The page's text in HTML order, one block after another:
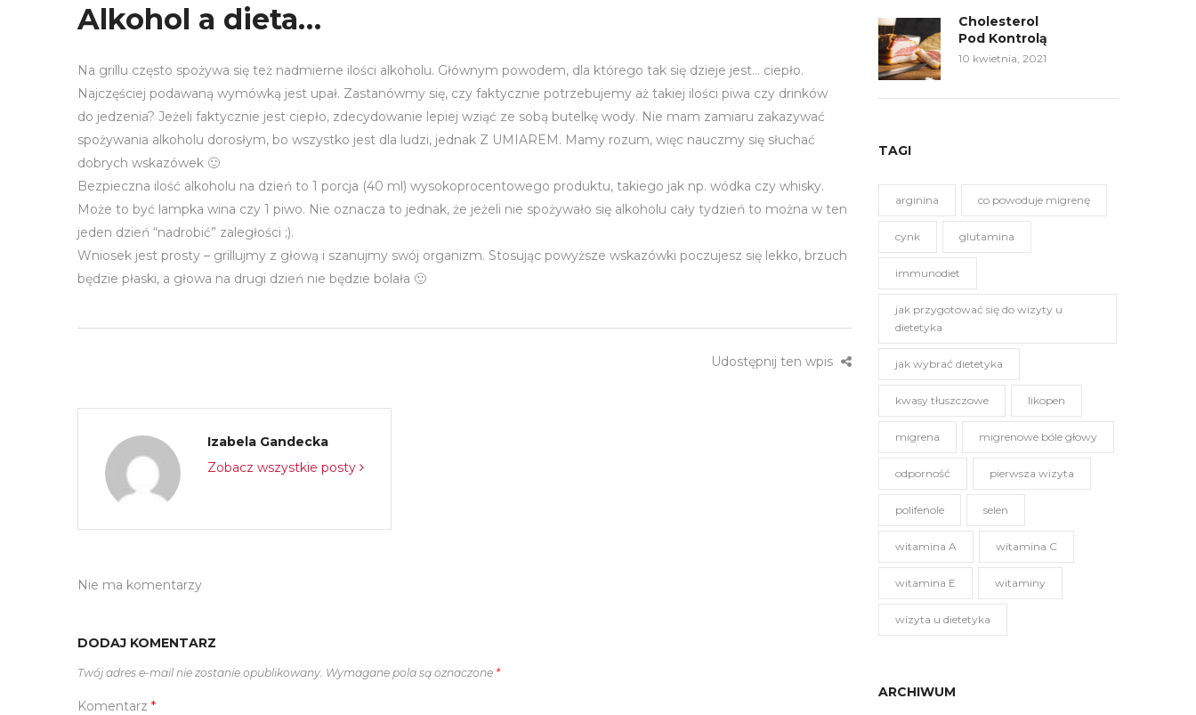
Alkohol a dieta…
Na grillu często spożywa się też nadmierne ilości alkoholu. Głównym powodem, dla którego tak się dzieje jest… ciepło.
Najczęściej podawaną wymówką jest upał. Zastanówmy się, czy faktycznie potrzebujemy aż takiej ilości piwa czy drinków
do jedzenia? Jeżeli faktycznie jest ciepło, zdecydowanie lepiej wziąć ze sobą butelkę wody. Nie mam zamiaru zakazywać
spożywania alkoholu dorosłym, bo wszystko jest dla ludzi, jednak Z UMIAREM. Mamy rozum, więc nauczmy się słuchać
dobrych wskazówek 🙂
Bezpieczna ilość alkoholu na dzień to 1 porcja (40 ml) wysokoprocentowego produktu, takiego jak np. wódka czy whisky.
Może to być lampka wina czy 1 piwo. Nie oznacza to jednak, że jeżeli nie spożywało się alkoholu cały tydzień to można w ten
jeden dzień “nadrobić” zaległości ;).
Wniosek jest prosty – grillujmy z głową i szanujmy swój organizm. Stosując powyższe wskazówki poczujesz się lekko, brzuch
będzie płaski, a głowa na drugi dzień nie będzie bolała 🙂
Udostępnij ten wpis
Izabela Gandecka
Zobacz wszystkie posty
Nie ma komentarzy
DODAJ KOMENTARZ
Twój adres e-mail nie zostanie opublikowany. Wymagane pola są oznaczone *
Komentarz *
Cholesterol
Pod Kontrolą
10 kwietnia, 2021
TAGI
arginina co powoduje migrenę
cynk glutamina
immunodiet
jak przygotować się do wizyty u
dietetyka
jak wybrać dietetyka
kwasy tłuszczowe likopen
migrena migrenowe bóle głowy
odporność pierwsza wizyta
polifenole selen
witamina A witamina C
witamina E witaminy
wizyta u dietetyka
ARCHIWUM